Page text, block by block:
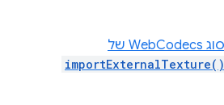
שימוש במקור מסוג WebCodecs של
importExternalTexture()